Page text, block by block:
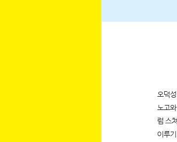
오덕
노고
럼 스
이루